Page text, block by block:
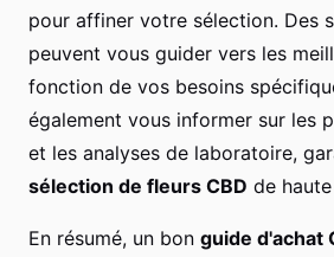
pour affiner votre sélection. Des
peuvent vous guider vers les
fonction de vos besoins
également vous informer sur les
et les analyses de laboratoire,
sélection de fleurs CBD de
En résumé, un bon guide d'achat